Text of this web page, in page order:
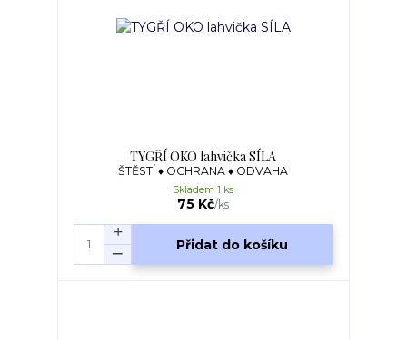
TYGŘÍ OKO lahvička SÍLA
ŠTĚSTÍ ♦ OCHRANA ♦ ODVAHA
75 Kč/ks
Skladem 1 ks
Přidat do košíku